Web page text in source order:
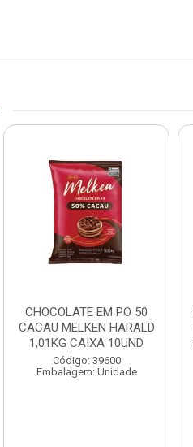
CHOCOLATE EM PO 50
CACAU MELKEN HARALD
1,01KG CAIXA 10UND
Código: 39600
Embalagem: Unidade